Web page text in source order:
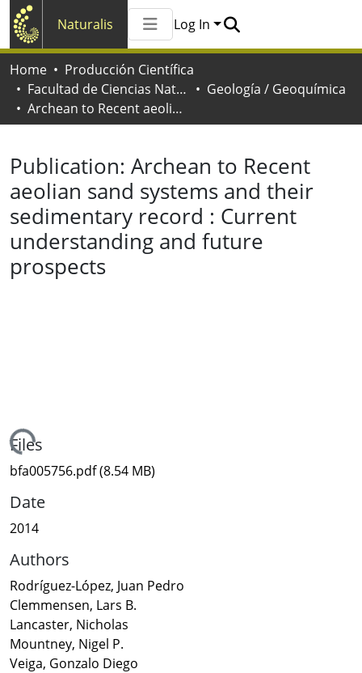
Naturalis
All of Naturalis
Log In
Home
Producción Científica
Facultad de Ciencias Naturales y Museo
Geología / Geoquímica
Archean to Recent aeolian sand systems and their sedimentary record : Current understanding and future prospects
Publication: Archean to Recent
aeolian sand systems and their
sedimentary record : Current
understanding and future
prospects
Loading...
Files
bfa005756.pdf(8.54 MB)
Date
2014
Authors
Rodríguez-López, Juan Pedro
Clemmensen, Lars B.
Lancaster, Nicholas
Mountney, Nigel P.
Veiga, Gonzalo Diego